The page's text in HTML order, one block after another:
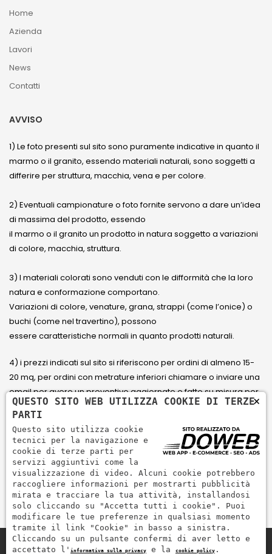
Home
Azienda
Lavori
News
Contatti
AVVISO
1) Le foto presenti sul sito sono puramente indicative in quanto il
marmo o il granito, essendo materiali naturali, sono soggetti a
differire per struttura, macchia, vena e per colore.
2) Eventuali campionature o foto fornite servono a dare un’idea
di massima del prodotto, essendo
il marmo o il granito un prodotto in natura soggetto a variazioni
di colore, macchia, struttura.
3) I materiali colorati sono venduti con le difformità che la loro
natura e conformazione comportano.
Variazioni di colore, venature, grana, strappi (come l’onice) o
buchi (come nel travertino), possono
essere caratteristiche normali in quanto prodotti naturali.
4) i prezzi indicati sul sito si riferiscono per ordini di almeno 15-
20 mq, per ordini con metrature inferiori chiamare o inviare una
email per avere un preventivo aggiornato e fatto su misura per
il cliente.
5) Paga con Carta di credito Visa, Visa Electron, Maestro,
Mastercard tramite il circuito PayPal. PayPal serve per pagare,
inviare denaro e accettare pagamenti in modo rapido,
semplice e sicuro.
×
QUESTO SITO WEB UTILIZZA COOKIE DI TERZE
PARTI
Questo sito utilizza cookie
tecnici per la navigazione e
cookie di terze parti per
servizi aggiuntivi come la
visualizzazione di video. Alcuni cookie potrebbero
raccogliere informazioni per mostrarti pubblicità
mirata e tracciare la tua attività, installandosi
solo cliccando su "Accetta tutti i cookie". Puoi
modificare le tue preferenze in qualsiasi momento
tramite il link "Cookie" in basso a sinistra.
Cliccando su un pulsante confermi di aver letto e
accettato l' informativa sulla privacy e la cookie policy .